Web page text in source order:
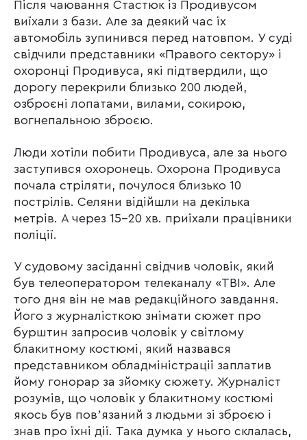
Після чаювання Стастюк із Продивусом
виїхали з бази. Але за деякий час їх
автомобіль зупинився перед натовпом. У суді
свідчили представники «Правого сектору» і
охоронці Продивуса, які підтвердили, що
дорогу перекрили близько 200 людей,
озброєні лопатами, вилами, сокирою,
вогнепальною зброєю.
Люди хотіли побити Продивуса, але за нього
заступився охоронець. Охорона Продивуса
почала стріляти, почулося близько 10
пострілів. Селяни відійшли на декілька
метрів. А через 15-20 хв. приїхали працівники
поліції.
У судовому засіданні свідчив чоловік, який
був телеоператором телеканалу «TВІ». Але
того дня він не мав редакційного завдання.
Його з журналісткою знімати сюжет про
бурштин запросив чоловік у світлому
блакитному костюмі, який назвався
представником обладміністрації заплатив
йому гонорар за зйомку сюжету. Журналіст
розумів, що чоловік у блакитному костюмі
якось був повʼязаний з людьми зі зброєю і
знав про їхні дії. Така думка у нього склалась,